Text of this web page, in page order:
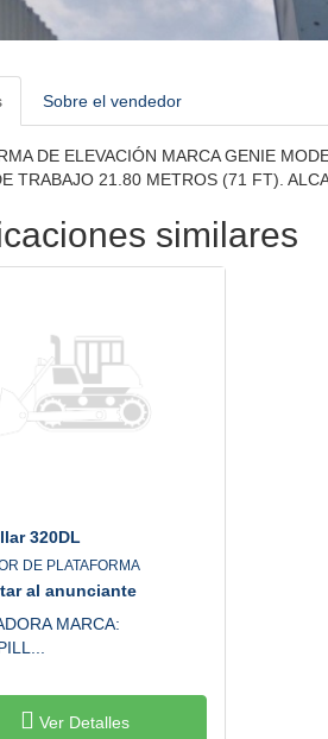
Sobre el vendedor
DE ELEVACIÓN MARCA GENIE
TRABAJO 21.80 METROS (71 FT).
similares
320DL
DE PLATAFORMA
al anunciante
MARCA:
Ver Detalles